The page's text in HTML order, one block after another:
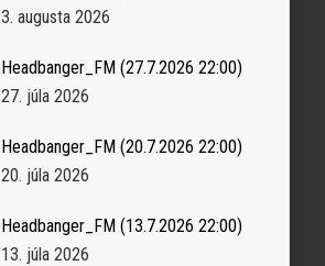
3. augusta 2026
Headbanger_FM (27.7.2026 22:00)
27. júla 2026
Headbanger_FM (20.7.2026 22:00)
20. júla 2026
Headbanger_FM (13.7.2026 22:00)
13. júla 2026